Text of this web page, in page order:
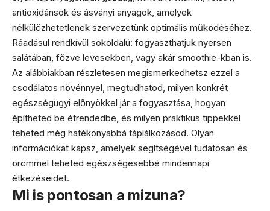
antioxidánsok és ásványi anyagok, amelyek
nélkülözhetetlenek szervezetünk optimális működéséhez.
Ráadásul rendkívül sokoldalú: fogyaszthatjuk nyersen
salátában, főzve levesekben, vagy akár smoothie-kban is.
Az alábbiakban részletesen megismerkedhetsz ezzel a
csodálatos növénnyel, megtudhatod, milyen konkrét
egészségügyi előnyökkel jár a fogyasztása, hogyan
építheted be étrendedbe, és milyen praktikus tippekkel
teheted még hatékonyabbá táplálkozásod. Olyan
információkat kapsz, amelyek segítségével tudatosan és
örömmel teheted egészségesebbé mindennapi
étkezéseidet.
Mi is pontosan a mizuna?